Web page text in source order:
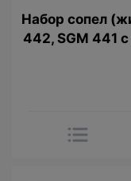
Набор сопел
442, SGM 441